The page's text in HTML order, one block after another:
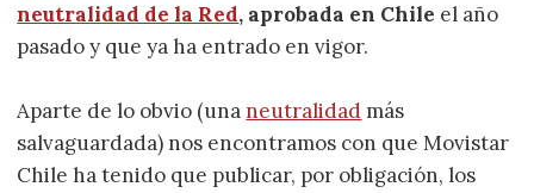
neutralidad de la Red, aprobada en Chile el año
pasado y que ya ha entrado en vigor.
Aparte de lo obvio (unaneutralidad más
salvaguardada) nos encontramos con que Movistar
Chile ha tenido que publicar, por obligación, los